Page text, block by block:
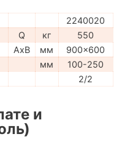
2240020
Q кг
550
AxB мм
900x600
мм
100-250
2/2
и